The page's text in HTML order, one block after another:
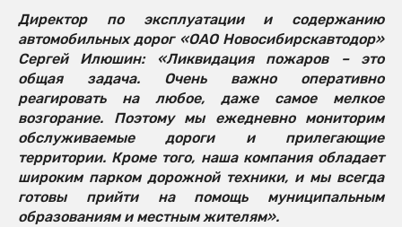
Директор по эксплуатации и содержанию
автомобильных дорог «ОАО Новосибирскавтодор»
Сергей Илюшин: «Ликвидация пожаров – это
общая задача. Очень важно оперативно
реагировать на любое, даже самое мелкое
возгорание. Поэтому мы ежедневно мониторим
обслуживаемые дороги и прилегающие
территории. Кроме того, наша компания обладает
широким парком дорожной техники, и мы всегда
готовы прийти на помощь муниципальным
образованиям и местным жителям».